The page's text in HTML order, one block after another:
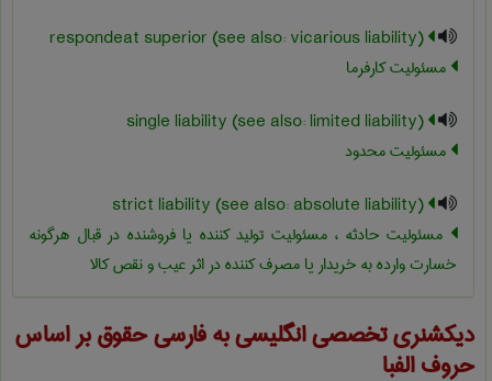
respondeat superior (see also: vicarious liability)
مسئولیت کارفرما
single liability (see also: limited liability)
مسئولیت محدود
strict liability (see also: absolute liability)
مسئولیت حادثه ، مسئولیت تولید کننده یا فروشنده در قبال هرگونه
خسارت وارده به خریدار یا مصرف کننده در اثر عیب و نقص کالا
دیکشنری تخصصی انگلیسی به فارسیحقوقبر اساس
حروف الفبا